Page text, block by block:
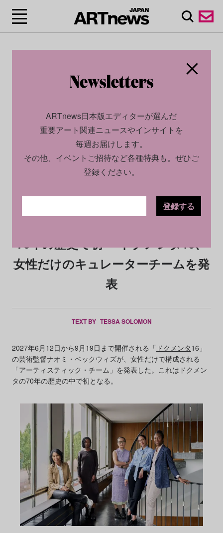
2025.08.19
70年の歴史で初──ドクメンタ16、
女性だけのキュレーターチームを発
表
TEXT BY TESSA SOLOMON
2027年6月12日から9月19日まで開催される「 ドクメンタ16」
の芸術監督ナオミ・ベックウィズが、女性だけで構成される
「アーティスティック・チーム」を発表した。これはドクメン
タの70年の歴史の中で初となる。
ARTnews日本版エディターが選んだ
重要アート関連ニュースやインサイトを
毎週お届けします。
その他、イベントご招待など各種特典も。ぜひご
登録ください。
登録する